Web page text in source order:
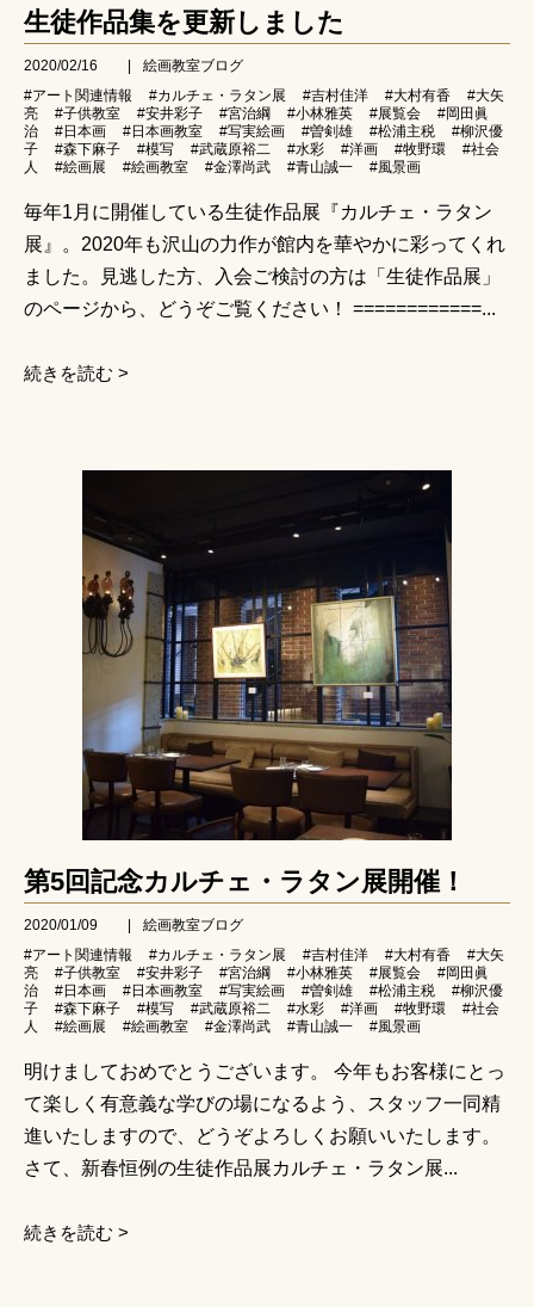
生徒作品集を更新しました
2020/02/16
絵画教室ブログ
#アート関連情報
#カルチェ・ラタン展 #吉村佳洋 #大村有香
#大矢
亮
#子供教室 #安井彩子 #宮治綱 #小林雅英 #展覧会
#岡田眞
治
#日本画 #日本画教室 #写実絵画 #曽剣雄 #松浦主税
#柳沢優
子
#森下麻子 #模写 #武蔵原裕二 #水彩 #洋画 #牧野環
#社会
人
#絵画展 #絵画教室 #金澤尚武 #青山誠一 #風景画
毎年1月に開催している生徒作品展『カルチェ・ラタン
展』。2020年も沢山の力作が館内を華やかに彩ってくれ
ました。見逃した方、入会ご検討の方は「生徒作品展」
のページから、どうぞご覧ください！ ============...
続きを読む >
第5回記念カルチェ・ラタン展開催！
2020/01/09
絵画教室ブログ
#アート関連情報
#カルチェ・ラタン展 #吉村佳洋 #大村有香
#大矢
亮
#子供教室 #安井彩子 #宮治綱 #小林雅英 #展覧会
#岡田眞
治
#日本画 #日本画教室 #写実絵画 #曽剣雄 #松浦主税
#柳沢優
子
#森下麻子 #模写 #武蔵原裕二 #水彩 #洋画 #牧野環
#社会
人
#絵画展 #絵画教室 #金澤尚武 #青山誠一 #風景画
明けましておめでとうございます。 今年もお客様にとっ
て楽しく有意義な学びの場になるよう、スタッフ一同精
進いたしますので、どうぞよろしくお願いいたします。
さて、新春恒例の生徒作品展カルチェ・ラタン展...
続きを読む >